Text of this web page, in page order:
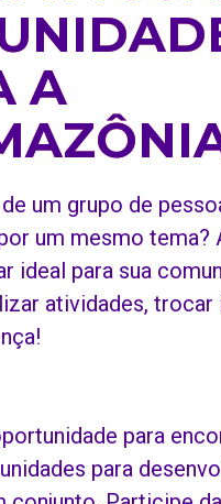
A
um grupo de
um mesmo tema?
ideal para sua
atividades, trocar
para
para